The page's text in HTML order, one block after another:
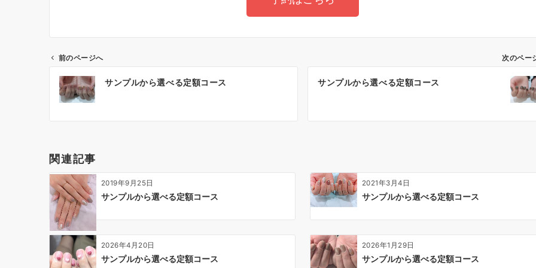
前のページへ
サンプルから選べる定額コース
次のペー
サンプルから選べる定額コース
関連記事
2019年9月25日
サンプルから選べる定額コース
2021年3月4日
サンプルから選べる定額コース
2026年4月20日
サンプルから選べる定額コース
2026年1月29日
サンプルから選べる定額コース